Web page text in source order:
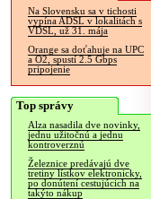
Na Slovensku sa v tichosti
vypína ADSL v lokalitách s
VDSL, už 31. mája
Orange sa doťahuje na UPC
a O2, spustí 2.5 Gbps
pripojenie
Top správy
Alza nasadila dve novinky,
jednu užitočnú a jednu
kontroverznú
Železnice predávajú dve
tretiny lístkov elektronicky,
po donútení cestujúcich na
takýto nákup